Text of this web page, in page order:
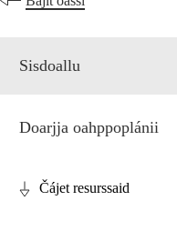
Sisdoallu
Doarjja oahppoplánii
Čájet resurssaid